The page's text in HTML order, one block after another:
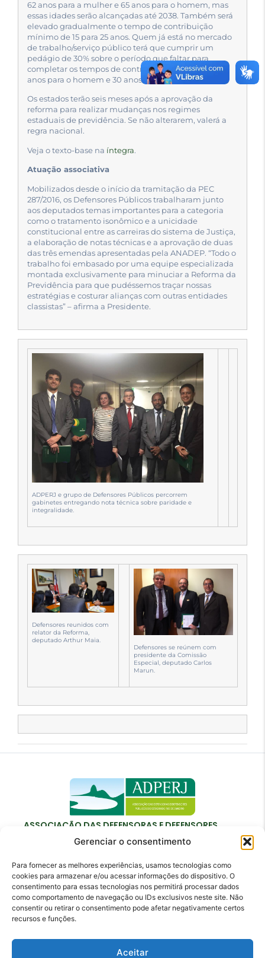
Gerenciar o consentimento
Para fornecer as melhores experiências, usamos tecnologias como
cookies para armazenar e/ou acessar informações do dispositivo. O
consentimento para essas tecnologias nos permitirá processar dados
como comportamento de navegação ou IDs exclusivos neste site. Não
consentir ou retirar o consentimento pode afetar negativamente certos
recursos e funções.
Aceitar
62 anos para a mulher e 65 anos para o homem, mas
essas idades serão alcançadas até 2038. Também será
elevado gradualmente o tempo de contribuição
mínimo de 15 para 25 anos. Quem já está no mercado
de trabalho/serviço público terá que cumprir um
pedágio de 30% sobre o período que faltar para
completar os tempos de contribuição atuais: de 35
anos para o homem e 30 anos para a mulher.
Os estados terão seis meses após a aprovação da
reforma para realizar mudanças nos regimes
estaduais de previdência. Se não alterarem, valerá a
regra nacional.
Veja o texto-base na íntegra.
Atuação associativa
Mobilizados desde o início da tramitação da PEC
287/2016, os Defensores Públicos trabalharam junto
aos deputados temas importantes para a categoria
como o tratamento isonômico e a unicidade
constitucional entre as carreiras do sistema de Justiça,
a elaboração de notas técnicas e a aprovação de duas
das três emendas apresentadas pela ANADEP. “Todo o
trabalho foi embasado por uma equipe especializada
montada exclusivamente para minuciar a Reforma da
Previdência para que pudéssemos traçar nossas
estratégias e costurar alianças com outras entidades
classistas” – afirma a Presidente.
ADPERJ e grupo de Defensores Públicos percorrem
gabinetes entregando nota técnica sobre paridade e
integralidade.
Defensores reunidos com
relator da Reforma,
deputado Arthur Maia.
Defensores se reúnem com
presidente da Comissão
Especial, deputado Carlos
Marun.
ASSOCIAÇÃO DAS DEFENSORAS E DEFENSORES
PÚBLICOS DO ESTADO DO RIO DE JANEIRO
Contato
adperj@adperj.com.br
(21) 2220-6022